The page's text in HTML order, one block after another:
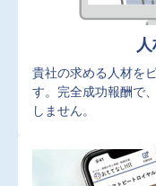
貴社の求める人材を
す。完全成功報酬で
しません。